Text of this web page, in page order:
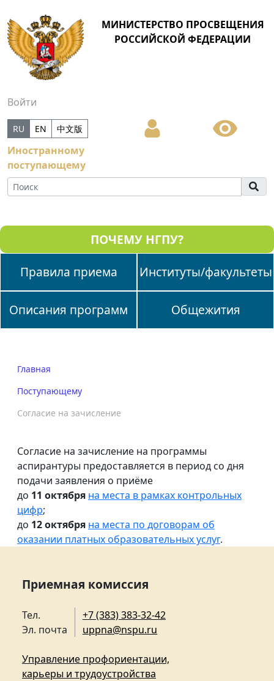
МИНИСТЕРСТВО ПРОСВЕЩЕНИЯ
РОССИЙСКОЙ ФЕДЕРАЦИИ
Войти
Иностранному
поступающему
RU EN 中文版
ПОЧЕМУ НГПУ?
Правила приема
Институты/факультеты
Описания программ Общежития
Главная
Поступающему
Согласие на зачисление
Согласие на зачисление на программы
аспирантуры предоставляется в период со дня
подачи заявления о приёме
до 11 октября на места в рамках контрольных
цифр;
до 12 октября на места по договорам об
оказании платных образовательных услуг.
Приемная комиссия
Тел.
Эл. почта
+7 (383) 383-32-42
uppna@nspu.ru
Управление профориентации,
карьеры и трудоустройства